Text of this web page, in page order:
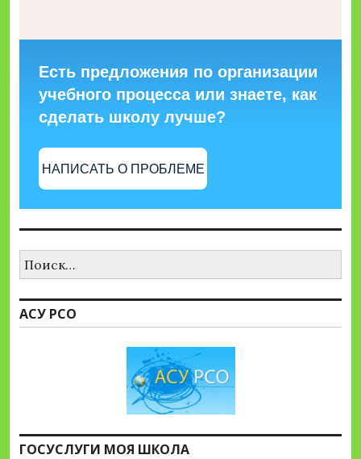
Есть предложения по организации
учебного процесса или знаете, как
сделать школу лучше?
НАПИСАТЬ О ПРОБЛЕМЕ
АСУ РСО
ГОСУСЛУГИ МОЯ ШКОЛА